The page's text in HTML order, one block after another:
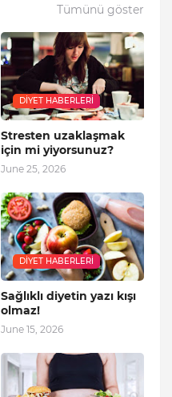
Tümünü göster
DIYET HABERLERI
Stresten uzaklaşmak
için mi yiyorsunuz?
June 25, 2026
DIYET HABERLERI
Sağlıklı diyetin yazı kışı
olmaz!
June 15, 2026